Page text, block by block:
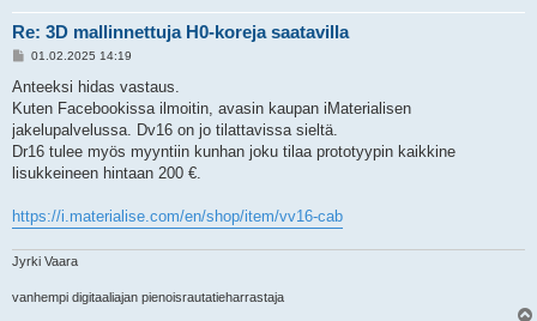
Re: 3D mallinnettuja H0-koreja saatavilla
V
e
t
i
01.02.2025 14:19
Anteeksi hidas vastaus.
Kuten Facebookissa ilmoitin, avasin kaupan iMaterialisen
jakelupalvelussa. Dv16 on jo tilattavissa sieltä.
Dr16 tulee myös myyntiin kunhan joku tilaa prototyypin kaikkine
lisukkeineen hintaan 200 €.
https://i.materialise.com/en/shop/item/vv16-cab
Jyrki Vaara
vanhempi digitaaliajan pienoisrautatieharrastaja